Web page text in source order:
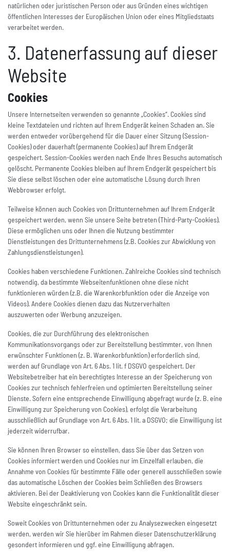
natürlichen oder juristischen Person oder aus Gründen eines wichtigen
öffentlichen Interesses der Europäischen Union oder eines Mitgliedstaats
verarbeitet werden.
3. Datenerfassung auf dieser
Website
Cookies
Unsere Internetseiten verwenden so genannte „Cookies“. Cookies sind
kleine Textdateien und richten auf Ihrem Endgerät keinen Schaden an. Sie
werden entweder vorübergehend für die Dauer einer Sitzung (Session-
Cookies) oder dauerhaft (permanente Cookies) auf Ihrem Endgerät
gespeichert. Session-Cookies werden nach Ende Ihres Besuchs automatisch
gelöscht. Permanente Cookies bleiben auf Ihrem Endgerät gespeichert bis
Sie diese selbst löschen oder eine automatische Lösung durch Ihren
Webbrowser erfolgt.
Teilweise können auch Cookies von Drittunternehmen auf Ihrem Endgerät
gespeichert werden, wenn Sie unsere Seite betreten (Third-Party-Cookies).
Diese ermöglichen uns oder Ihnen die Nutzung bestimmter
Dienstleistungen des Drittunternehmens (z.B. Cookies zur Abwicklung von
Zahlungsdienstleistungen).
Cookies haben verschiedene Funktionen. Zahlreiche Cookies sind technisch
notwendig, da bestimmte Webseitenfunktionen ohne diese nicht
funktionieren würden (z.B. die Warenkorbfunktion oder die Anzeige von
Videos). Andere Cookies dienen dazu das Nutzerverhalten
auszuwerten oder Werbung anzuzeigen.
Cookies, die zur Durchführung des elektronischen
Kommunikationsvorgangs oder zur Bereitstellung bestimmter, von Ihnen
erwünschter Funktionen (z. B. Warenkorbfunktion) erforderlich sind,
werden auf Grundlage von Art. 6 Abs. 1 lit. f DSGVO gespeichert. Der
Websitebetreiber hat ein berechtigtes Interesse an der Speicherung von
Cookies zur technisch fehlerfreien und optimierten Bereitstellung seiner
Dienste. Sofern eine entsprechende Einwilligung abgefragt wurde (z. B. eine
Einwilligung zur Speicherung von Cookies), erfolgt die Verarbeitung
ausschließlich auf Grundlage von Art. 6 Abs. 1 lit. a DSGVO; die Einwilligung ist
jederzeit widerrufbar.
Sie können Ihren Browser so einstellen, dass Sie über das Setzen von
Cookies informiert werden und Cookies nur im Einzelfall erlauben, die
Annahme von Cookies für bestimmte Fälle oder generell ausschließen sowie
das automatische Löschen der Cookies beim Schließen des Browsers
aktivieren. Bei der Deaktivierung von Cookies kann die Funktionalität dieser
Website eingeschränkt sein.
Soweit Cookies von Drittunternehmen oder zu Analysezwecken eingesetzt
werden, werden wir Sie hierüber im Rahmen dieser Datenschutzerklärung
gesondert informieren und ggf. eine Einwilligung abfragen.